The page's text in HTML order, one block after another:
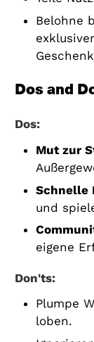
Belohne
Dos and
Dos:
Mut zur
Schnelle
und
eigene
Don'ts:
Plumpe
loben.